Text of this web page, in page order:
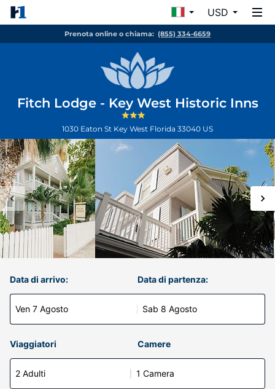
USD
Prenota online o chiama: (855) 334-6659
Fitch Lodge - Key West Historic Inns
1030 Eaton St Key West Florida 33040 US
Data di arrivo:
Ven 7 Agosto
Data di partenza:
Sab 8 Agosto
Viaggiatori Camere
2 Adulti 1 Camera